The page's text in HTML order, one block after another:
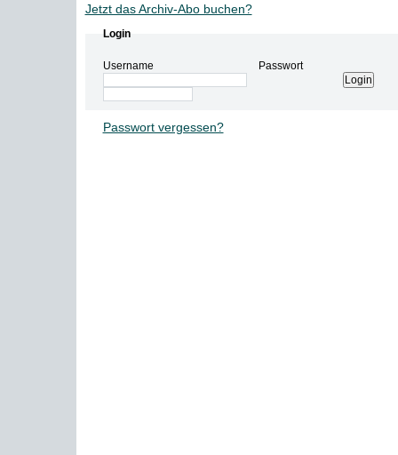
Jetzt das Archiv-Abo buchen?
Login
Username Passwort
Passwort vergessen?